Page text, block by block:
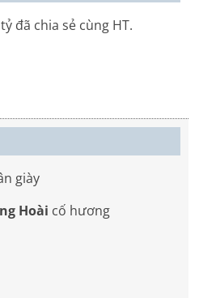
đã chia sẻ cùng HT.
giày
Hoài cố hương